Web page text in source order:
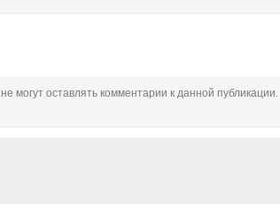
не могут оставлять комментарии к данной публикации.